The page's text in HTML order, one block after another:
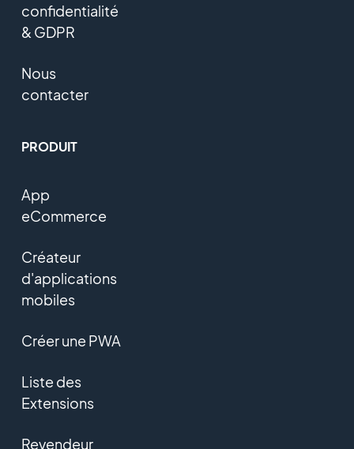
confidentialité
& GDPR
Nous
contacter
PRODUIT
App
eCommerce
Créateur
d'applications
mobiles
Créer une PWA
Liste des
Extensions
Revendeur